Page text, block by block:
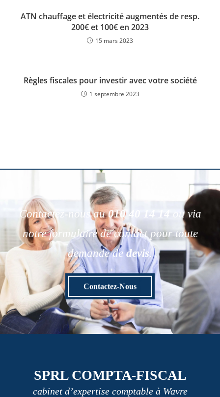
ATN chauffage et électricité augmentés de resp.
200€ et 100€ en 2023
15 mars 2023
Règles fiscales pour investir avec votre société
1 septembre 2023
Contactez-nous au010 40 14 14
ou via
notre formulaire de contact pour toute
demande de devis.
Contactez-Nous
SPRL COMPTA-FISCAL
cabinet d’expertise comptable à Wavre